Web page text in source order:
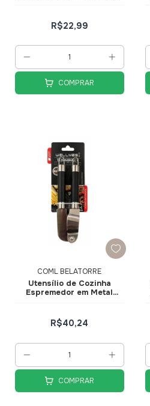
R$22,99
COMPRAR
COML BELATORRE
Utensílio de Cozinha
Espremedor em Metal
R$40,24
COMPRAR